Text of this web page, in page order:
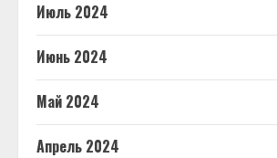
Июль 2024
Июнь 2024
Май 2024
Апрель 2024